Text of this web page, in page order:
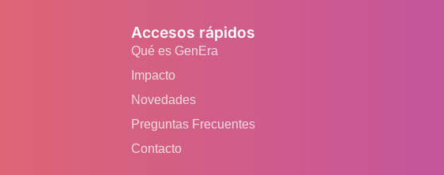
Accesos rápidos
Qué es GenEra
Impacto
Novedades
Preguntas Frecuentes
Contacto